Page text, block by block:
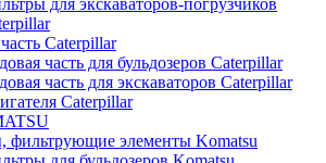
для экскаваторов-погрузчиков
Caterpillar
часть для бульдозеров Caterpillar
часть для экскаваторов Caterpillar
Caterpillar
фильтрующие элементы Komatsu